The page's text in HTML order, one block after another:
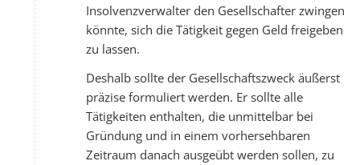
Insolvenzverwalter den Gesellschafter zwingen
könnte, sich die Tätigkeit gegen Geld freigeben
zu lassen.
Deshalb sollte der Gesellschaftszweck äußerst
präzise formuliert werden. Er sollte alle
Tätigkeiten enthalten, die unmittelbar bei
Gründung und in einem vorhersehbaren
Zeitraum danach ausgeübt werden sollen, zu